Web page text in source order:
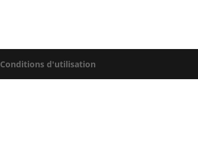
Conditions d'utilisation